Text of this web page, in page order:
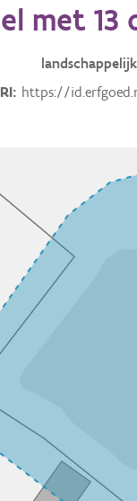
met 13
landschappelijk
https://